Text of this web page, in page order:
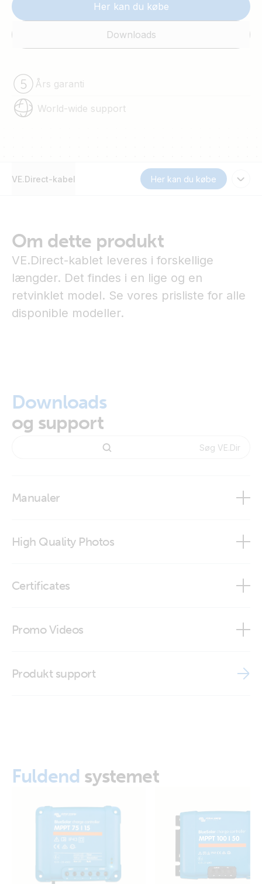
Her kan du købe
Downloads
Års garanti
World-wide support
VE.Direct-kabel Her kan du købe
Om dette produkt
VE.Direct-kablet leveres i forskellige
længder. Det findes i en lige og en
retvinklet model. Se vores prisliste for alle
disponible modeller.
Downloads
og support
Manualer
High Quality Photos
Certificates
Promo Videos
Produkt support
Fuldend systemet